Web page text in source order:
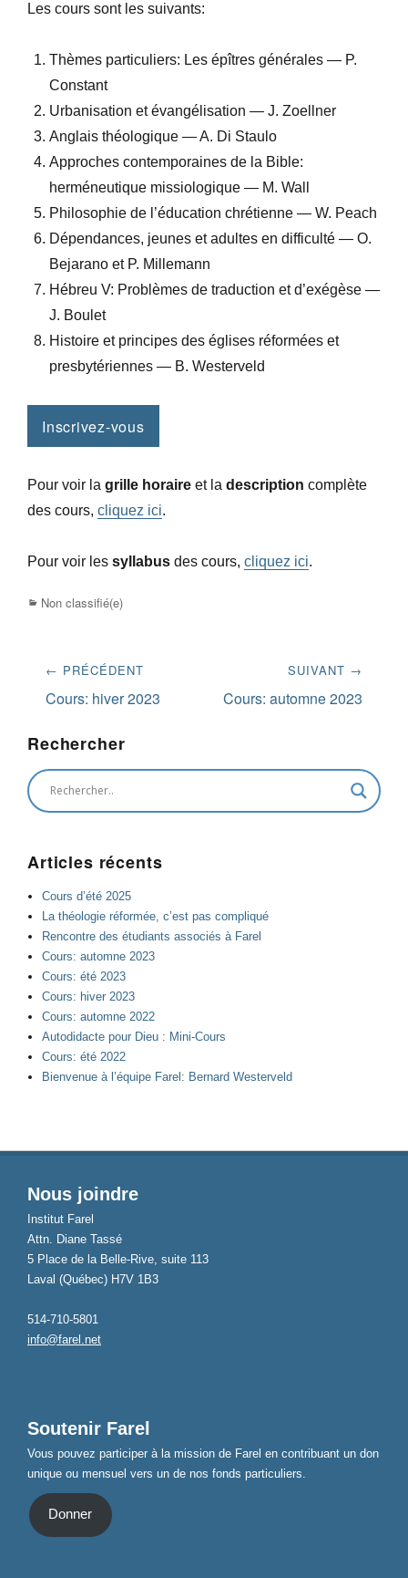
Les cours sont les suivants:
Thèmes particuliers: Les épîtres générales — P.
Constant
Urbanisation et évangélisation — J. Zoellner
Anglais théologique — A. Di Staulo
Approches contemporaines de la Bible:
herméneutique missiologique — M. Wall
Philosophie de l’éducation chrétienne — W. Peach
Dépendances, jeunes et adultes en difficulté — O.
Bejarano et P. Millemann
Hébreu V: Problèmes de traduction et d’exégèse —
J. Boulet
Histoire et principes des églises réformées et
presbytériennes — B. Westerveld
Inscrivez-vous
Pour voir la grille horaire et la description complète
des cours, cliquez ici.
Pour voir les syllabus des cours, cliquez ici.
Categories
Non classifié(e)
Navigation
de
l’article
← PRÉCÉDENT
Previous
Cours: hiver 2023
SUIVANT →
Next
Cours: automne 2023
Rechercher
Articles récents
Cours d’été 2025
La théologie réformée, c’est pas compliqué
Rencontre des étudiants associés à Farel
Cours: automne 2023
Cours: été 2023
Cours: hiver 2023
Cours: automne 2022
Autodidacte pour Dieu : Mini-Cours
Cours: été 2022
Bienvenue à l’équipe Farel: Bernard Westerveld
Nous joindre
Institut Farel
Attn. Diane Tassé
5 Place de la Belle-Rive, suite 113
Laval (Québec) H7V 1B3
514-710-5801
info@farel.net
Soutenir Farel
Vous pouvez participer à la mission de Farel en contribuant un don
unique ou mensuel vers un de nos fonds particuliers.
Donner